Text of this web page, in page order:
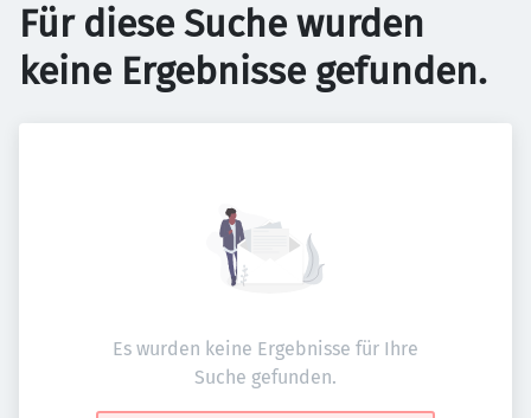
Für diese Suche wurden
keine Ergebnisse gefunden.
Es wurden keine Ergebnisse für Ihre
Suche gefunden.